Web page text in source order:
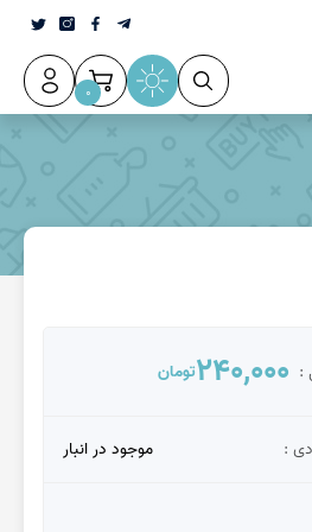
0
:
240,000تومان
: موجود در انبار